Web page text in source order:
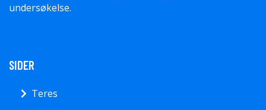
undersøkelse.
SIDER
Teres